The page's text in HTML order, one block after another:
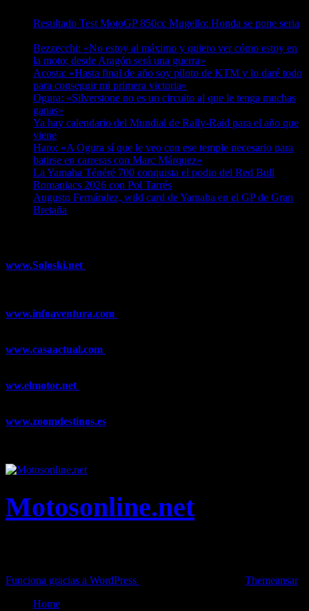
Resultado Test MotoGP 850cc Mugello: Honda se pone seria
Bezzecchi: «No estoy al máximo y quiero ver cómo estoy en
la moto; desde Aragón será una guerra»
Acosta: «Hasta final de año soy piloto de KTM y lo daré todo
para conseguir mi primera victoria»
Ogura: «Silverstone no es un circuito al que le tenga muchas
ganas»
Ya hay calendario del Mundial de Rally-Raid para el año que
viene
Haro: «A Ogura sí que le veo con ese temple necesario para
batirse en carreras con Marc Márquez»
La Yamaha Ténéré 700 conquista el podio del Red Bull
Romaniacs 2026 con Pol Tarrés
Augusto Fernández, wild card de Yamaha en el GP de Gran
Bretaña
www.Soloski.net
www.infoaventura.com
www.casaactual.com
ww.elmotor.net
www.zoomdestinos.es
Motosonline.net
Funciona gracias a WordPress
Themeansar.
Home